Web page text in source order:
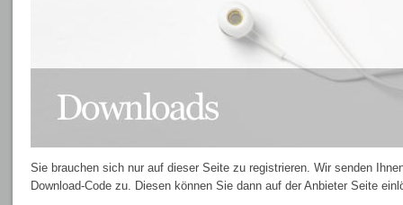
Sie brauchen sich nur auf dieser Seite zu registrieren. Wir senden
Download-Code zu. Diesen können Sie dann auf der Anbieter Seite